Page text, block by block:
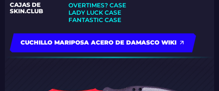
CAJAS DE
SKIN.CLUB
OVERTIMES? CASE
LADY LUCK CASE
FANTASTIC CASE
CUCHILLO MARIPOSA ACERO DE DAMASCO WIKI